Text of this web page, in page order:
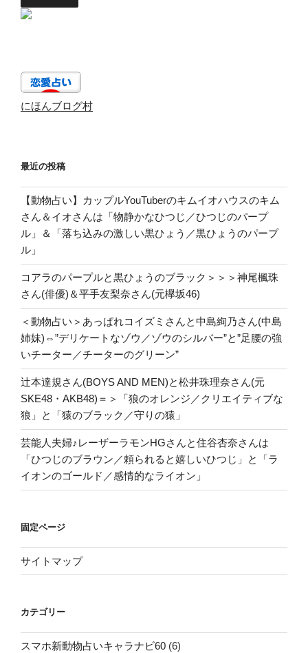
にほんブログ村
最近の投稿
【動物占い】カップルYouTuberのキムイオハウスのキム
さん＆イオさんは「物静かなひつじ／ひつじのパープ
ル」＆「落ち込みの激しい黒ひょう／黒ひょうのパープ
ル」
コアラのパープルと黒ひょうのブラック＞＞＞神尾楓珠
さん(俳優)＆平手友梨奈さん(元欅坂46)
＜動物占い＞あっぱれコイズミさんと中島絢乃さん(中島
姉妹)⇔”デリケートなゾウ／ゾウのシルバー”と”足腰の強
いチーター／チーターのグリーン”
辻本達規さん(BOYS AND MEN)と松井珠理奈さん(元
SKE48・AKB48)＝＞「狼のオレンジ／クリエイティブな
狼」と「猿のブラック／守りの猿」
芸能人夫婦♪レーザーラモンHGさんと住谷杏奈さんは
「ひつじのブラウン／頼られると嬉しいひつじ」と「ラ
イオンのゴールド／感情的なライオン」
固定ページ
サイトマップ
カテゴリー
スマホ新動物占いキャラナビ60 (6)